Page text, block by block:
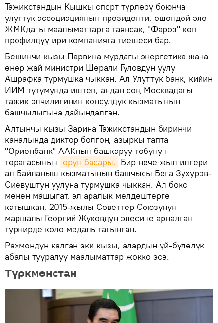
Тажикстандын Кышкы спорт түрлөрү боюнча
улуттук ассоциациянын президенти, ошондой эле
ЖМКдагы маалыматтарга таянсак, "Фароз" көп
профилдүү ири компанияга тиешеси бар.
Бешинчи кызы Парвина мурдагы энергетика жана
өнөр жай министри Шерали Гуловдун уулу
Ашрафка турмушка чыккан. Ал Улуттук банк, кийин
ИИМ тутумунда иштеп, андан соң Москвадагы
тажик элчилигинин консулдук кызматынын
башчылыгына дайындалган.
Алтынчы кызы Зарина Тажикстандын биринчи
каналында диктор болгон, азыркы тапта
"Ориенбанк" ААКнын башкаруу тобунун
төрагасынын орун басары. Бир нече жыл илгери
ал Байланыш кызматынын башчысы Бега Зухуров-
Сиевуштун уулуна турмушка чыккан. Ал бокс
менен машыгат, эл аралык мелдештерге
катышкан, 2015-жылы Советтер Союзунун
маршалы Георгий Жуковдун элесине арналган
турнирде коло медаль тагынган.
Рахмондун калган эки кызы, алардын үй-бүлөлүк
абалы тууралуу маалыматтар жокко эсе.
Түркмөнстан